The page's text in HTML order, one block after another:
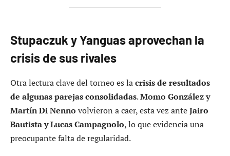
Stupaczuk y Yanguas aprovechan la
crisis de sus rivales
Otra lectura clave del torneo es lacrisis de resultados
de algunas parejas consolidadas.Momo González y
Martín Di Nenno volvieron a caer, esta vez anteJairo
Bautista y Lucas Campagnolo, lo que evidencia una
preocupante falta de regularidad.